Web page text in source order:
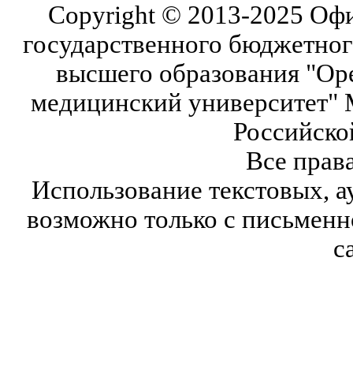
Copyright © 2013-2025
государственного
высшего образования
медицинский университет"
Все
Использование текстовых,
возможно только с